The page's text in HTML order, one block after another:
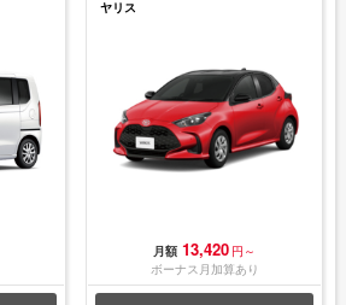
ヤリス
月額 13,420 円～
ボーナス月加算あり